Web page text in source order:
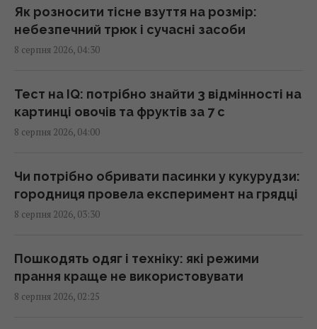
07:55 субота, 08 серпня 2026
РФ повністю знищила житловий будинок на
дитина
07:36 субота, 08 серпня 2026
показало, в якій ягоді більше поживних
речовин
07:31 субота, 08 серпня 2026
Три Спаси, Успіння та Усікновення:
православний календар на серпень 2026
07:30 субота, 08 серпня 2026
Як розносити тісне взуття на розмір:
небезпечний трюк і сучасні засоби
8 серпня 2026, 04:30
Тест на IQ: потрібно знайти 3 відмінності на
картинці овочів та фруктів за 7 с
8 серпня 2026, 04:00
Чи потрібно обривати пасинки у кукурудзи:
городниця провела експеримент на грядці
8 серпня 2026, 03:30
Пошкодять одяг і техніку: які режими
прання краще не використовувати
8 серпня 2026, 02:25